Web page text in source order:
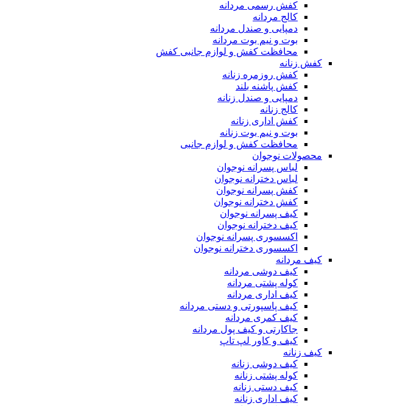
کفش رسمی مردانه
کالج مردانه
دمپایی و صندل مردانه
بوت و نیم بوت مردانه
محافظت کفش و لوازم جانبی کفش
کفش زنانه
کفش روزمره زنانه
کفش پاشنه بلند
دمپایی و صندل زنانه
کالج زنانه
کفش اداری زنانه
بوت و نیم بوت زنانه
محافظت کفش و لوازم جانبی
محصولات نوجوان
لباس پسرانه نوجوان
لباس دخترانه نوجوان
کفش پسرانه نوجوان
کفش دخترانه نوجوان
کیف پسرانه نوجوان
کیف دخترانه نوجوان
اکسسوری پسرانه نوجوان
اکسسوری دخترانه نوجوان
کیف مردانه
کیف دوشی مردانه
کوله پشتی مردانه
کیف اداری مردانه
کیف پاسپورتی و دستی مردانه
کیف کمری مردانه
جاکارتی و کیف پول مردانه
کیف و کاور لپ تاپ
کیف زنانه
کیف دوشی زنانه
کوله پشتی زنانه
کیف دستی زنانه
کیف اداری زنانه